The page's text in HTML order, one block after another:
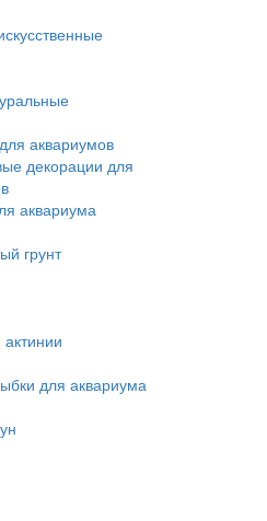
аквариумов
декорации для
аквариума
грунт
для аквариума